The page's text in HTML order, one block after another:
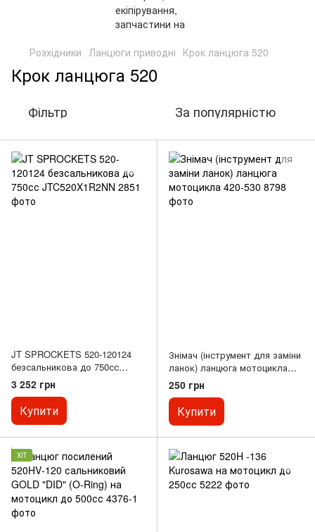
Розхідники Ланцюги приводні Крок ланцюга 520
Крок ланцюга 520
Фільтр За популярністю
JT SPROCKETS 520-120124
безсальникова до 750сс
JTC520X1R2NN
3 252 грн
Купити
Знімач (інструмент для заміни
ланок) ланцюга мотоцикла
420-530
250 грн
Купити
ХІТ